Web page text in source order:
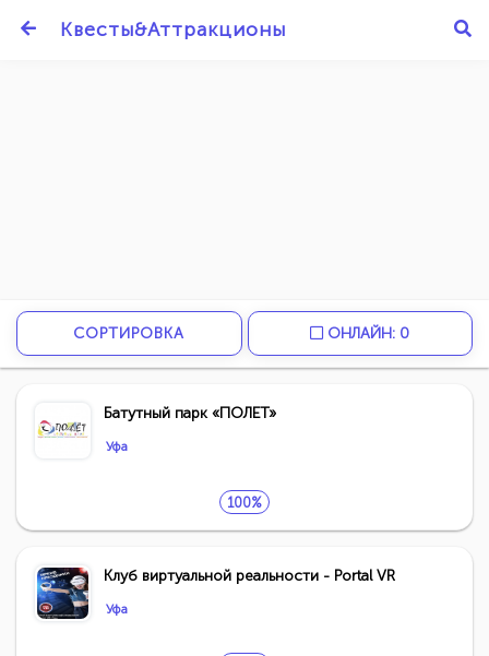
Квесты&Аттракционы
СОРТИРОВКА ОНЛАЙН: 0
Батутный парк «ПОЛЕТ»
Уфа
100%
Клуб виртуальной реальности - Portal VR
Уфа